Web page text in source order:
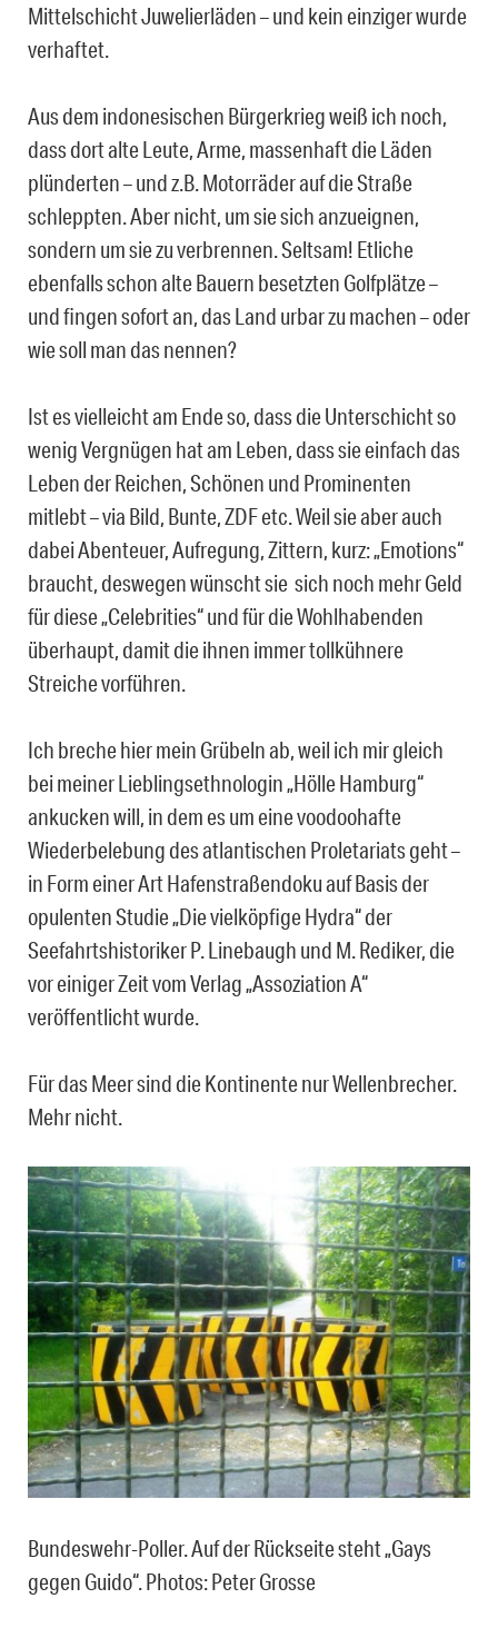
Mittelschicht Juwelierläden – und kein einziger wurde
verhaftet.
Aus dem indonesischen Bürgerkrieg weiß ich noch,
dass dort alte Leute, Arme, massenhaft die Läden
plünderten – und z.B. Motorräder auf die Straße
schleppten. Aber nicht, um sie sich anzueignen,
sondern um sie zu verbrennen. Seltsam! Etliche
ebenfalls schon alte Bauern besetzten Golfplätze –
und fingen sofort an, das Land urbar zu machen – oder
wie soll man das nennen?
Ist es vielleicht am Ende so, dass die Unterschicht so
wenig Vergnügen hat am Leben, dass sie einfach das
Leben der Reichen, Schönen und Prominenten
mitlebt – via Bild, Bunte, ZDF etc. Weil sie aber auch
dabei Abenteuer, Aufregung, Zittern, kurz: „Emotions“
braucht, deswegen wünscht sie sich noch mehr Geld
für diese „Celebrities“ und für die Wohlhabenden
überhaupt, damit die ihnen immer tollkühnere
Streiche vorführen.
Ich breche hier mein Grübeln ab, weil ich mir gleich
bei meiner Lieblingsethnologin „Hölle Hamburg“
ankucken will, in dem es um eine voodoohafte
Wiederbelebung des atlantischen Proletariats geht –
in Form einer Art Hafenstraßendoku auf Basis der
opulenten Studie „Die vielköpfige Hydra“ der
Seefahrtshistoriker P. Linebaugh und M. Rediker, die
vor einiger Zeit vom Verlag „Assoziation A“
veröffentlicht wurde.
Für das Meer sind die Kontinente nur Wellenbrecher.
Mehr nicht.
Bundeswehr-Poller. Auf der Rückseite steht „Gays
gegen Guido“. Photos: Peter Grosse